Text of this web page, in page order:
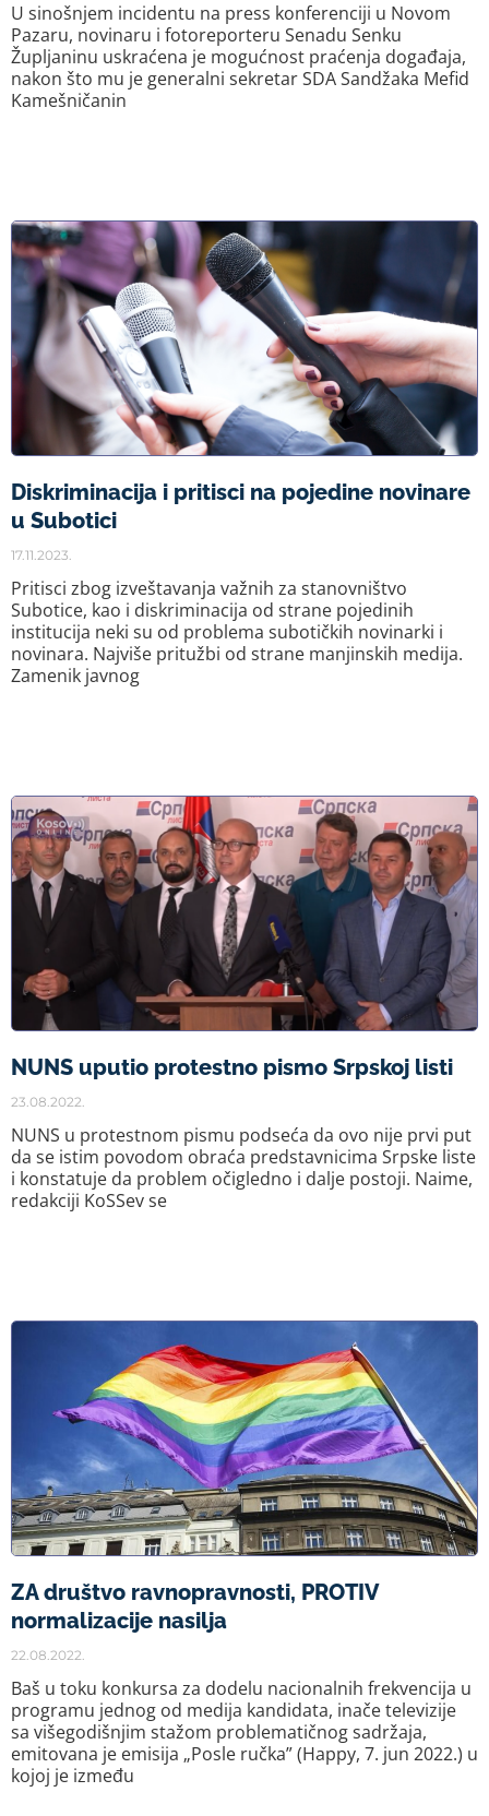
U sinošnjem incidentu na press konferenciji u Novom
Pazaru, novinaru i fotoreporteru Senadu Senku
Župljaninu uskraćena je mogućnost praćenja događaja,
nakon što mu je generalni sekretar SDA Sandžaka Mefid
Kamešničanin
Diskriminacija i pritisci na pojedine novinare
u Subotici
17.11.2023.
Pritisci zbog izveštavanja važnih za stanovništvo
Subotice, kao i diskriminacija od strane pojedinih
institucija neki su od problema subotičkih novinarki i
novinara. Najviše pritužbi od strane manjinskih medija.
Zamenik javnog
NUNS uputio protestno pismo Srpskoj listi
23.08.2022.
NUNS u protestnom pismu podseća da ovo nije prvi put
da se istim povodom obraća predstavnicima Srpske liste
i konstatuje da problem očigledno i dalje postoji. Naime,
redakciji KoSSev se
ZA društvo ravnopravnosti, PROTIV
normalizacije nasilja
22.08.2022.
Baš u toku konkursa za dodelu nacionalnih frekvencija u
programu jednog od medija kandidata, inače televizije
sa višegodišnjim stažom problematičnog sadržaja,
emitovana je emisija „Posle ručka” (Happy, 7. jun 2022.) u
kojoj je između